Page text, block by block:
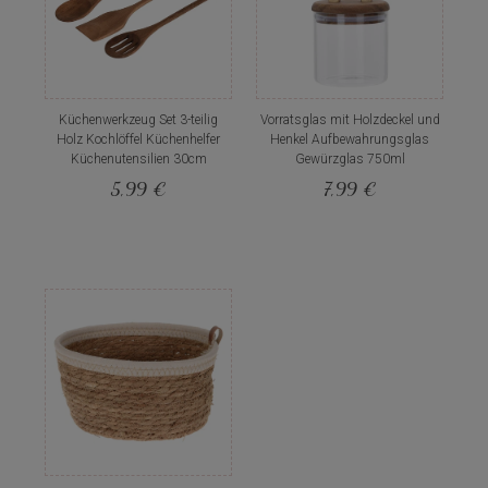
Küchenwerkzeug Set 3-teilig
Holz Kochlöffel Küchenhelfer
Küchenutensilien 30cm
5,99 €
Vorratsglas mit Holzdeckel und
Henkel Aufbewahrungsglas
Gewürzglas 750ml
7,99 €